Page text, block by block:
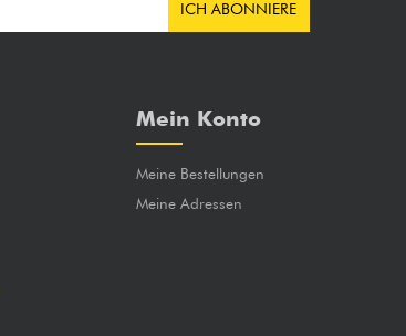
ICH ABONNIERE
Mein Konto
Meine Bestellungen
Meine Adressen